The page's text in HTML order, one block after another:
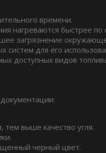
времени.
нагреваются быстрее
загрязнение
для его
доступных видов
выше качество угля.
черный цвет.